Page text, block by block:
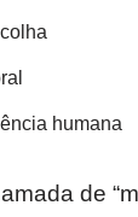
humana
de